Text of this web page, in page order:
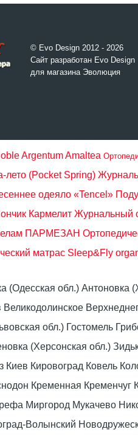
© Evo Design 2012 - 2026
Сайт разработан Evo Design
для магазина Эволюция
Argentum Amaltea
лето (Pocket Spring)
одеяло «Tencel»
Кармелит Журнальный
ПАРМЕЗАН
матрас Sleep&Fly
(Одесская обл.)
Великодолинское
обл.) Гостомель
(Херсонская обл.)
Киев Кировоград Ковель
Кременная
Миргород Мукачево
Волынский